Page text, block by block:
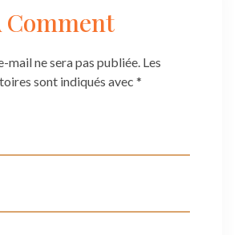
Comment
mail ne sera pas publiée. Les
sont indiqués avec *